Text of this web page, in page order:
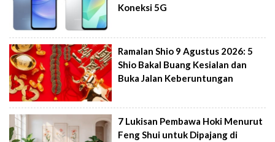
Koneksi 5G
Ramalan Shio 9 Agustus 2026: 5
Shio Bakal Buang Kesialan dan
Buka Jalan Keberuntungan
7 Lukisan Pembawa Hoki Menurut
Feng Shui untuk Dipajang di